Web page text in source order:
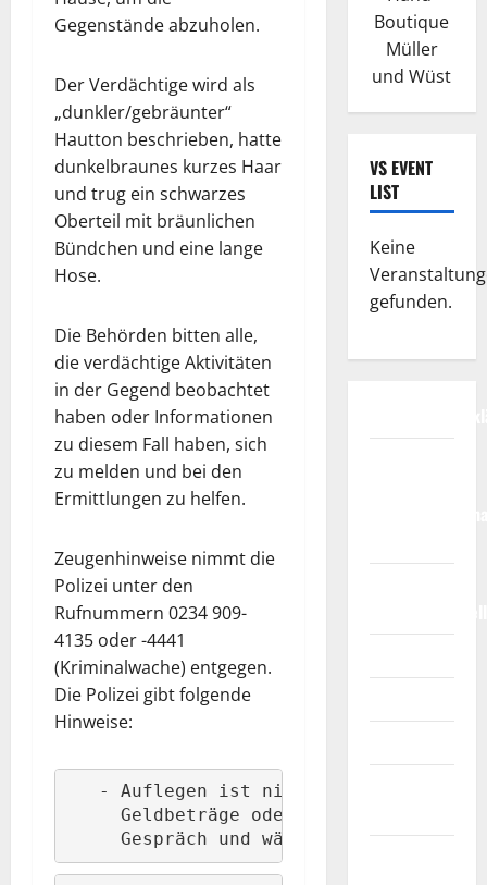
Gegenstände abzuholen.
Der Verdächtige wird als
„dunkler/gebräunter“
Hautton beschrieben, hatte
dunkelbraunes kurzes Haar
und trug ein schwarzes
Oberteil mit bräunlichen
Bündchen und eine lange
Hose.
Die Behörden bitten alle,
die verdächtige Aktivitäten
in der Gegend beobachtet
haben oder Informationen
zu diesem Fall haben, sich
zu melden und bei den
Ermittlungen zu helfen.
Zeugenhinweise nimmt die
Polizei unter den
Rufnummern 0234 909-
4135 oder -4441
(Kriminalwache) entgegen.
Die Polizei gibt folgende
Hinweise:
- Auflegen ist nicht unhöflich!
Geldbeträge oder Wertgegenstände
Gespräch und wählen Sie den
Boutique
Müller
und Wüst
VS EVENT
LIST
Keine
gefunden.